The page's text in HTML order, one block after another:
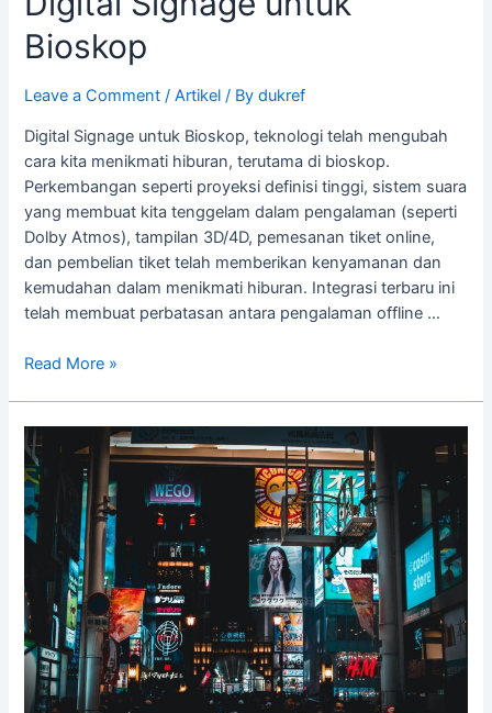
Bioskop
Leave a Comment /Artikel / Bydukref
Digital Signage untuk Bioskop, teknologi telah mengubah
cara kita menikmati hiburan, terutama di bioskop.
Perkembangan seperti proyeksi definisi tinggi, sistem suara
yang membuat kita tenggelam dalam pengalaman (seperti
Dolby Atmos), tampilan 3D/4D, pemesanan tiket online,
dan pembelian tiket telah memberikan kenyamanan dan
kemudahan dalam menikmati hiburan. Integrasi terbaru ini
telah membuat perbatasan antara pengalaman offline …
Read More »
Dynamic
Digital
Signage